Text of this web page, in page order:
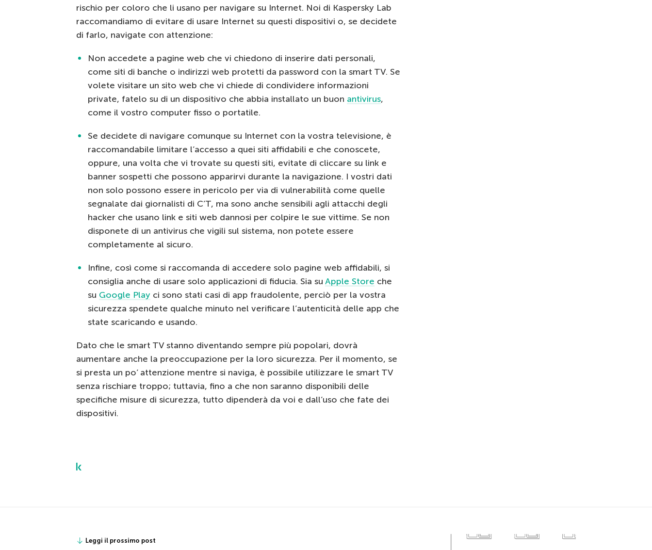
rischio per coloro che li usano per navigare su Internet. Noi di Kaspersky Lab
raccomandiamo di evitare di usare Internet su questi dispositivi o, se decidete
di farlo, navigate con attenzione:
Non accedete a pagine web che vi chiedono di inserire dati personali,
come siti di banche o indirizzi web protetti da password con la smart TV. Se
volete visitare un sito web che vi chiede di condividere informazioni
private, fatelo su di un dispositivo che abbia installato un buon antivirus,
come il vostro computer fisso o portatile.
Se decidete di navigare comunque su Internet con la vostra televisione, è
raccomandabile limitare l’accesso a quei siti affidabili e che conoscete,
oppure, una volta che vi trovate su questi siti, evitate di cliccare su link e
banner sospetti che possono apparirvi durante la navigazione. I vostri dati
non solo possono essere in pericolo per via di vulnerabilità come quelle
segnalate dai giornalisti di C’T, ma sono anche sensibili agli attacchi degli
hacker che usano link e siti web dannosi per colpire le sue vittime. Se non
disponete di un antivirus che vigili sul sistema, non potete essere
completamente al sicuro.
Infine, così come si raccomanda di accedere solo pagine web affidabili, si
consiglia anche di usare solo applicazioni di fiducia. Sia su Apple Store che
su Google Play ci sono stati casi di app fraudolente, perciò per la vostra
sicurezza spendete qualche minuto nel verificare l’autenticità delle app che
state scaricando e usando.
Dato che le smart TV stanno diventando sempre più popolari, dovrà
aumentare anche la preoccupazione per la loro sicurezza. Per il momento, se
si presta un po’ attenzione mentre si naviga, è possibile utilizzare le smart TV
senza rischiare troppo; tuttavia, fino a che non saranno disponibili delle
specifiche misure di sicurezza, tutto dipenderà da voi e dall’uso che fate dei
dispositivi.
Leggi il prossimo post